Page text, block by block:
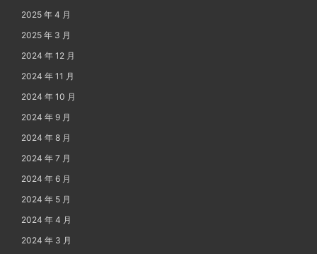
2025 年 4 月
2025 年 3 月
2024 年 12 月
2024 年 11 月
2024 年 10 月
2024 年 9 月
2024 年 8 月
2024 年 7 月
2024 年 6 月
2024 年 5 月
2024 年 4 月
2024 年 3 月